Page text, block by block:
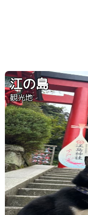
江の島
観光地